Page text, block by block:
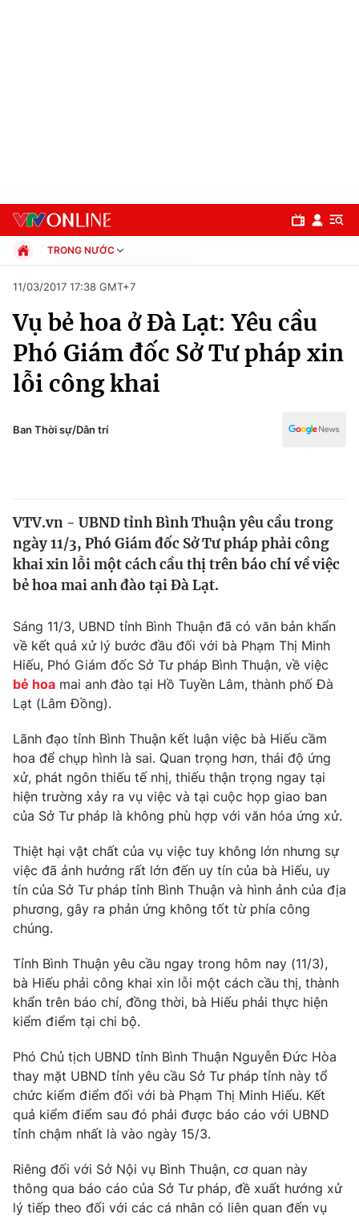
Chuyên mục
Chính trị
Thế giới
Tin tức
Câu chuyện quốc tế
Tài chính
Thị trường
Góc doanh nghiệp
Dữ liệu và đời sống
Truyền hình
Hậu trường
Nhân vật
Khán giả
Giải sao mai
Giải trí
Điện ảnh
Âm nhạc
Đời sống
Du lịch
Làm đẹp
Chất lượng cuộc sống
Tuyển sinh
Học trực tuyến
Công nghệ
Hitech Công nghệ tương lai
Thị trường
Tư vấn
Giao lưu trực tuyến
Lịch phát sóng
Chuyên mục khác
Emagazine Podcast
Photo Infographic
VTV Money VTV Thể thao
TRONG NƯỚC
Xã hội
Pháp luật
Thể thao
Truyền hình
Văn hóa - Giải trí
Đời sống
11/03/2017 17:38 GMT+7
Vụ bẻ hoa ở Đà Lạt: Yêu cầu
Phó Giám đốc Sở Tư pháp xin
lỗi công khai
Ban Thời sự/Dân trí
VTV.vn - UBND tỉnh Bình Thuận yêu cầu trong
ngày 11/3, Phó Giám đốc Sở Tư pháp phải công
khai xin lỗi một cách cầu thị trên báo chí về việc
bẻ hoa mai anh đào tại Đà Lạt.
Sáng 11/3, UBND tỉnh Bình Thuận đã có văn bản khẩn
về kết quả xử lý bước đầu đối với bà Phạm Thị Minh
Hiếu, Phó Giám đốc Sở Tư pháp Bình Thuận, về việc
bẻ hoa mai anh đào tại Hồ Tuyền Lâm, thành phố Đà
Lạt (Lâm Đồng).
Lãnh đạo tỉnh Bình Thuận kết luận việc bà Hiếu cầm
hoa để chụp hình là sai. Quan trọng hơn, thái độ ứng
xử, phát ngôn thiếu tế nhị, thiếu thận trọng ngay tại
hiện trường xảy ra vụ việc và tại cuộc họp giao ban
của Sở Tư pháp là không phù hợp với văn hóa ứng xử.
Thiệt hại vật chất của vụ việc tuy không lớn nhưng sự
việc đã ảnh hưởng rất lớn đến uy tín của bà Hiếu, uy
tín của Sở Tư pháp tỉnh Bình Thuận và hình ảnh của địa
phương, gây ra phản ứng không tốt từ phía công
chúng.
Tỉnh Bình Thuận yêu cầu ngay trong hôm nay (11/3),
bà Hiếu phải công khai xin lỗi một cách cầu thị, thành
khẩn trên báo chí, đồng thời, bà Hiếu phải thực hiện
kiểm điểm tại chi bộ.
Phó Chủ tịch UBND tỉnh Bình Thuận Nguyễn Đức Hòa
thay mặt UBND tỉnh yêu cầu Sở Tư pháp tỉnh này tổ
chức kiểm điểm đối với bà Phạm Thị Minh Hiếu. Kết
quả kiểm điểm sau đó phải được báo cáo với UBND
tỉnh chậm nhất là vào ngày 15/3.
Riêng đối với Sở Nội vụ Bình Thuận, cơ quan này
thông qua báo cáo của Sở Tư pháp, đề xuất hướng xử
lý tiếp theo đối với các cá nhân có liên quan đến vụ